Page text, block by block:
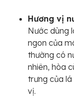
Hương vị
Nước dùng
ngon của
thường có
nhiên, hòa
trưng của
vị.